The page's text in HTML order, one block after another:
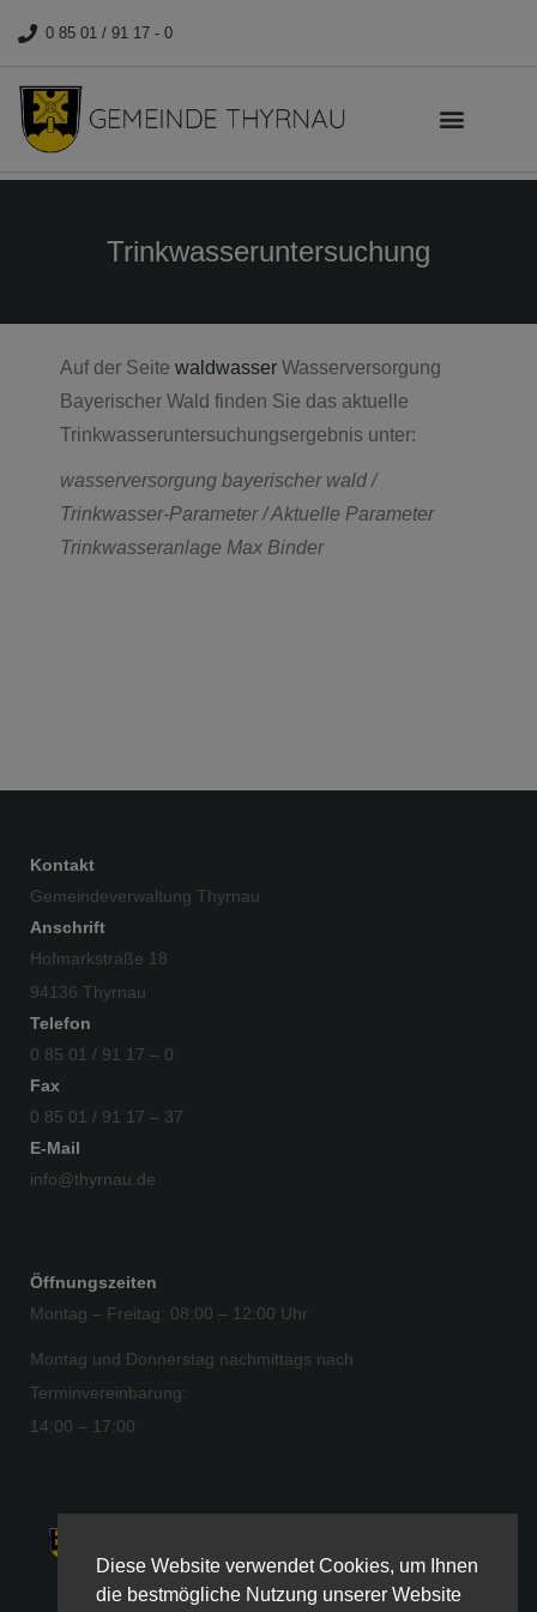
0 85 01 / 91 17 - 0
Trinkwasseruntersuchung
Auf der Seite waldwasser Wasserversorgung
Bayerischer Wald finden Sie das aktuelle
Trinkwasseruntersuchungsergebnis unter:
wasserversorgung bayerischer wald /
Trinkwasser-Parameter / Aktuelle Parameter
Trinkwasseranlage Max Binder
Kontakt
Gemeindeverwaltung Thyrnau
Anschrift
Hofmarkstraße 18
94136 Thyrnau
Telefon
0 85 01 / 91 17 – 0
Fax
0 85 01 / 91 17 – 37
E-Mail
info@thyrnau.de
Öffnungszeiten
Montag – Freitag: 08:00 – 12:00 Uhr
Montag und Donnerstag nachmittags nach
Terminvereinbarung:
14:00 – 17:00
© 2025 Gemeinde Thyrnau
Diese Website verwendet Cookies, um Ihnen
die bestmögliche Nutzung unserer Website